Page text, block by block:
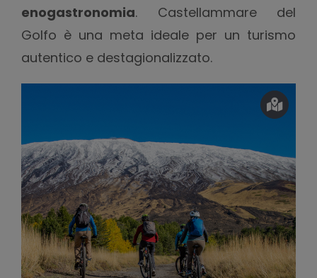
enogastronomia. Castellammare del
Golfo è una meta ideale per un turismo
autentico e destagionalizzato.